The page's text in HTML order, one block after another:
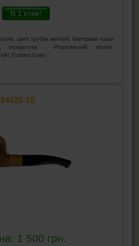
В 1 клик!
цвет трубки желтый. Материал чаши
мундштука - Итальянский эбонит.
(Golden Gate)
10
1 500 грн.